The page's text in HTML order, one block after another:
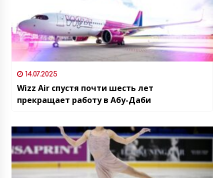
14.07.2025
Wizz Air спустя почти шесть лет
прекращает работу в Абу-Даби